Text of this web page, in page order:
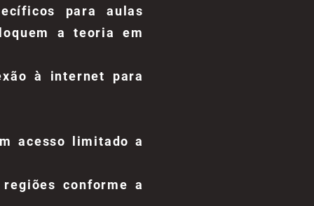
para aulas
a teoria em
à internet para
acesso limitado a
conforme a